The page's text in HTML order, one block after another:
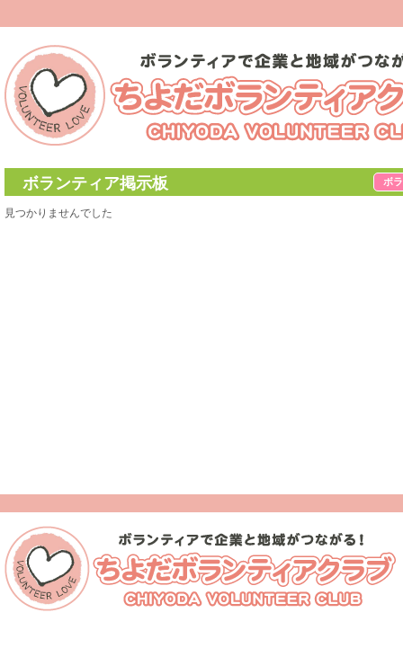
ボランティア掲示板 ボ
見つかりませんでした